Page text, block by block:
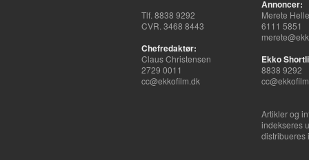
Tlf. 8838 9292
CVR. 3468 8443
Chefredaktør:
Claus Christensen
2729 0011
cc@ekkofilm.dk
Annoncer:
Merete
6111 5851
Ekko
8838 9292
Artikler og
indekseres
distribueres